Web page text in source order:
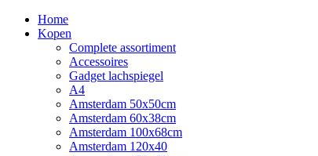
Home
Kopen
Complete assortiment
Accessoires
Gadget lachspiegel
A4
Amsterdam 50x50cm
Amsterdam 60x38cm
Amsterdam 100x68cm
Amsterdam 120x40